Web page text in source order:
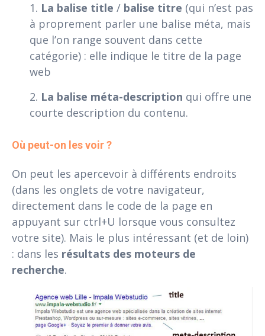
1. La balise title / balise titre (qui n’est pas
à proprement parler une balise méta, mais
que l’on range souvent dans cette
catégorie) : elle indique le titre de la page
web
2. La balise méta-description qui offre une
courte description du contenu.
Où peut-on les voir ?
On peut les apercevoir à différents endroits
(dans les onglets de votre navigateur,
directement dans le code de la page en
appuyant sur ctrl+U lorsque vous consultez
votre site). Mais le plus intéressant (et de loin)
: dans les résultats des moteurs de
recherche.